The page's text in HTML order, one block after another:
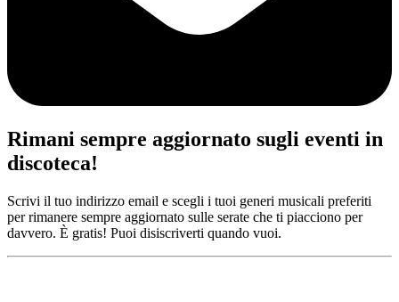
Rimani sempre aggiornato sugli eventi in
discoteca!
Scrivi il tuo indirizzo email e scegli i tuoi generi musicali preferiti
per rimanere sempre aggiornato sulle serate che ti piacciono per
davvero. È gratis! Puoi disiscriverti quando vuoi.